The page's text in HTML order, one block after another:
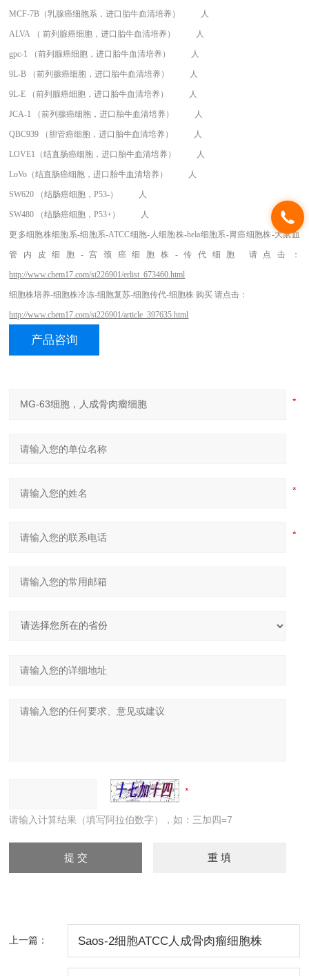
MCF-7B（乳腺癌细胞系，进口胎牛血清培养） 人
ALVA （ 前列腺癌细胞，进口胎牛血清培养） 人
gpc-1 （前列腺癌细胞，进口胎牛血清培养） 人
9L-B （前列腺癌细胞，进口胎牛血清培养） 人
9L-E （前列腺癌细胞，进口胎牛血清培养） 人
JCA-1 （前列腺癌细胞，进口胎牛血清培养） 人
QBC939 （胆管癌细胞，进口胎牛血清培养） 人
LOVE1（结直肠癌细胞，进口胎牛血清培养） 人
LoVo（结直肠癌细胞，进口胎牛血清培养） 人
SW620 （结肠癌细胞，P53-） 人
SW480 （结肠癌细胞，P53+） 人
更多细胞株细胞系-细胞系-ATCC细胞-人细胞株-hela细胞系-胃癌细胞株-大鼠血
管内皮细胞-宫颈癌细胞株-传代细胞 请点击：
http://www.chem17.com/st226901/erlist_673460.html
细胞株培养-细胞株冷冻-细胞复苏-细胞传代-细胞株 购买 请点击：
http://www.chem17.com/st226901/article_397635.html
产品咨询
请输入计算结果（填写阿拉伯数字），如：三加四=7
上一篇： Saos-2细胞ATCC人成骨肉瘤细胞株